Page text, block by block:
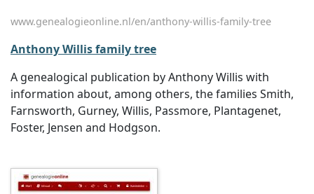
www.genealogieonline.nl/en/anthony-willis-family-tree
Anthony Willis family tree
A genealogical publication by Anthony Willis with
information about, among others, the families Smith,
Farnsworth, Gurney, Willis, Passmore, Plantagenet,
Foster, Jensen and Hodgson.